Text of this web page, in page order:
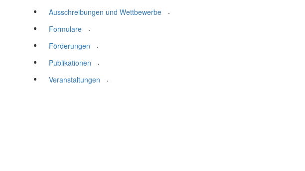
Ausschreibungen und Wettbewerbe
.
Formulare
.
Förderungen
.
Publikationen
.
Veranstaltungen
.